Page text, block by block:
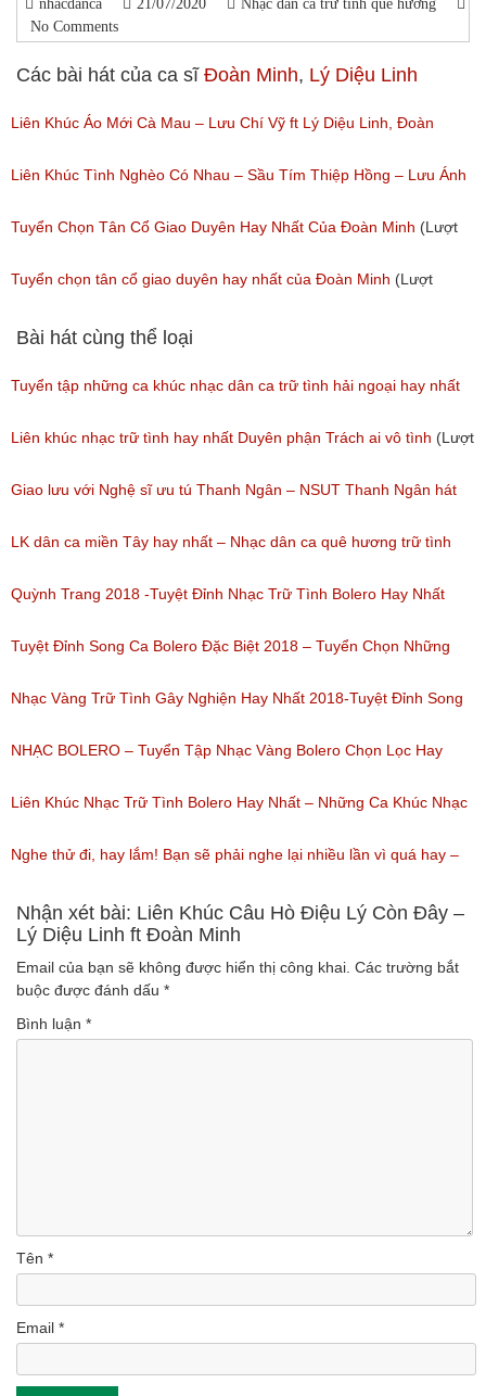
nhacdanca 21/07/2020
Nhạc dân ca trữ tình quê hương
No Comments
Các bài hát của ca sĩ Đoàn Minh, Lý Diệu Linh
Liên Khúc Áo Mới Cà Mau – Lưu Chí Vỹ ft Lý Diệu Linh, Đoàn
Minh, Ý Như, Hà Ngọc Trân
(Lượt nghe: 60)
Liên Khúc Tình Nghèo Có Nhau – Sầu Tím Thiệp Hồng – Lưu Ánh
Loan ft Nhiều Ca Sỹ
(Lượt nghe: 38)
Tuyển Chọn Tân Cổ Giao Duyên Hay Nhất Của Đoàn Minh (Lượt
nghe: 32)
Tuyển chọn tân cổ giao duyên hay nhất của Đoàn Minh (Lượt
nghe: 59)
Bài hát cùng thể loại
Tuyển tập những ca khúc nhạc dân ca trữ tình hải ngoại hay nhất
(Lượt nghe: 277)
Liên khúc nhạc trữ tình hay nhất Duyên phận Trách ai vô tình (Lượt
nghe: 193)
Giao lưu với Nghệ sĩ ưu tú Thanh Ngân – NSUT Thanh Ngân hát
Bolero
(Lượt nghe: 80)
LK dân ca miền Tây hay nhất – Nhạc dân ca quê hương trữ tình
miền tây hay nhất
(Lượt nghe: 184)
Quỳnh Trang 2018 -Tuyệt Đỉnh Nhạc Trữ Tình Bolero Hay Nhất
Của Quỳnh Trang 2018
(Lượt nghe: 155)
Tuyệt Đỉnh Song Ca Bolero Đặc Biệt 2018 – Tuyển Chọn Những
Bài Hát Song Ca Nhạc Vàng Bolero Hay Nhất
(Lượt nghe: 218)
Nhạc Vàng Trữ Tình Gây Nghiện Hay Nhất 2018-Tuyệt Đỉnh Song
Ca Thiên Quang Quỳnh Trang Ngọt Ngào
(Lượt nghe: 219)
NHẠC BOLERO – Tuyển Tập Nhạc Vàng Bolero Chọn Lọc Hay
Nhất / Tuyệt Đỉnh Bolero
(Lượt nghe: 99)
Liên Khúc Nhạc Trữ Tình Bolero Hay Nhất – Những Ca Khúc Nhạc
Vàng Trữ Tình Hay Nhất 2018
(Lượt nghe: 75)
Nghe thử đi, hay lắm! Bạn sẽ phải nghe lại nhiều lần vì quá hay –
Nhạc miền Tây đặc sắc
(Lượt nghe: 46)
Nhận xét bài: Liên Khúc Câu Hò Điệu Lý Còn Đây –
Lý Diệu Linh ft Đoàn Minh
Email của bạn sẽ không được hiển thị công khai. Các trường bắt
buộc được đánh dấu *
Bình luận *
Tên *
Email *